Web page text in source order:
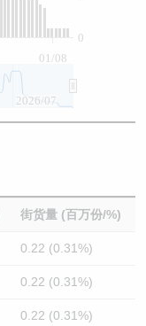
01/08
0
2026/07
街货量 (百万份/%)
0.22 (0.31%)
0.22 (0.31%)
0.22 (0.31%)